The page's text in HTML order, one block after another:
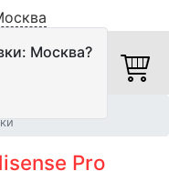
Москва?
Pro